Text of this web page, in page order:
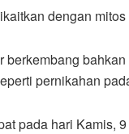
dengan
berkembang
pernikahan
pada hari Kamis,